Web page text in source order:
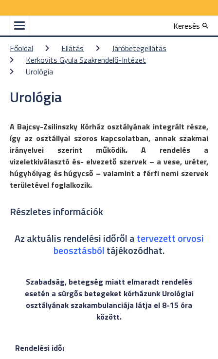
Keresés
Főoldal
Ellátás
Járóbetegellátás
Kerkovits Gyula Szakrendelő-Intézet
Urológia
Urológia
A Bajcsy-Zsilinszky Kórház osztályának integrált része,
így az osztállyal szoros kapcsolatban, annak szakmai
irányelvei szerint működik. A rendelés a
vizeletkiválasztó és- elvezető szervek – a vese, uréter,
húgyhólyag és húgycső – valamint a férfi nemi szervek
területével foglalkozik.
Részletes információk
Az aktuális rendelési időről atervezett orvosi
beosztásbóltájékozódhat.
Szabadság, betegség miatt elmaradt rendelés
esetén a sürgős betegeket kórházunk Urológiai
osztályának szakambulanciája látja el 8-15 óra
között.
Rendelési idő: